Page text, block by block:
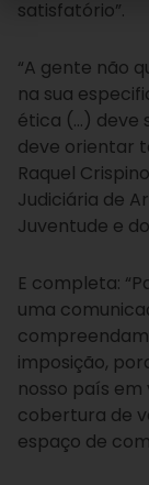
satisfatório”.
“A gente não
na sua
ética (…) deve
deve orientar
Raquel
Judiciária de
Juventude e
E completa:
uma
imposição,
nosso país
cobertura de
espaço de